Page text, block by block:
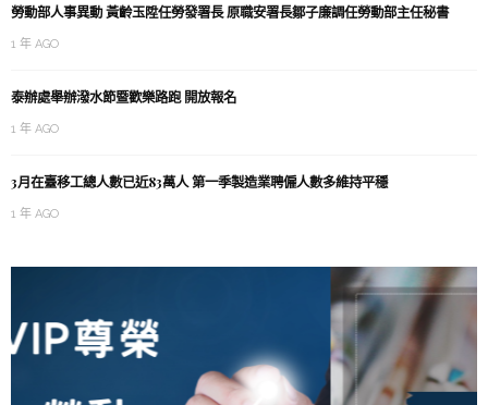
勞動部人事異動 黃齡玉陞任勞發署長 原職安署長鄒子廉調任勞動部主任秘書
1 年 AGO
泰辦處舉辦潑水節暨歡樂路跑 開放報名
1 年 AGO
3月在臺移工總人數已近83萬人 第一季製造業聘僱人數多維持平穩
1 年 AGO